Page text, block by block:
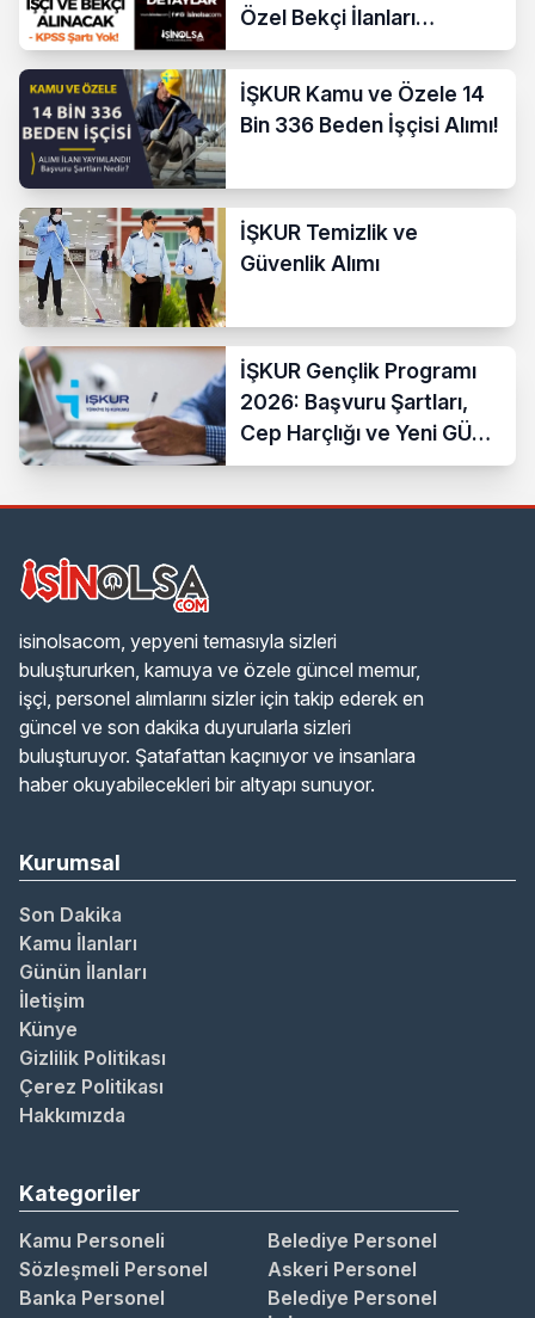
Özel Bekçi İlanları
Yayımlandı
İŞKUR Kamu ve Özele 14
Bin 336 Beden İşçisi Alımı!
İŞKUR Temizlik ve
Güvenlik Alımı
İŞKUR Gençlik Programı
2026: Başvuru Şartları,
Cep Harçlığı ve Yeni GÜÇ
Programı
isinolsacom, yepyeni temasıyla sizleri
buluştururken, kamuya ve özele güncel memur,
işçi, personel alımlarını sizler için takip ederek en
güncel ve son dakika duyurularla sizleri
buluşturuyor. Şatafattan kaçınıyor ve insanlara
haber okuyabilecekleri bir altyapı sunuyor.
Kurumsal
Son Dakika
Kamu İlanları
Günün İlanları
İletişim
Künye
Gizlilik Politikası
Çerez Politikası
Hakkımızda
Kategoriler
Kamu Personeli
Belediye Personel
Sözleşmeli Personel
Askeri Personel
Banka Personel
Belediye Personel